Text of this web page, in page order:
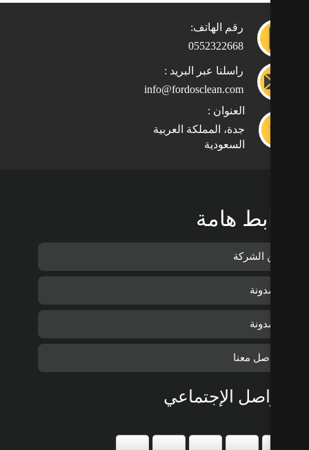
رقم الهاتف:
0552322668
راسلنا عبر البريد :
info@fordosclean.com
العنوان :
جدة، المملكة العربية
السعودية
هامة
الإجتماعي